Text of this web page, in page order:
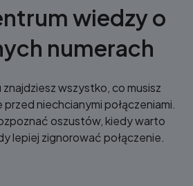
wiedzy o
numerach
znajdziesz wszystko, co musisz
niechcianymi połączeniami.
oszustów, kiedy warto
lepiej zignorować połączenie.